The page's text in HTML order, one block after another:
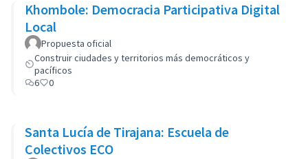
Khombole: Democracia Participativa Digital
Local
Propuesta oficial
Construir ciudades y territorios más democráticos y
pacíficos
6
0
Santa Lucía de Tirajana: Escuela de
Colectivos ECO